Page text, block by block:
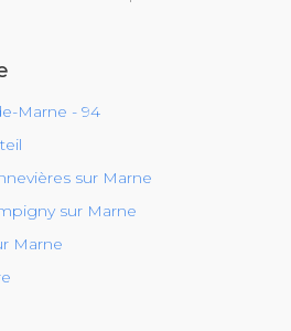
Marne - 94
sur Marne
sur Marne
Marne